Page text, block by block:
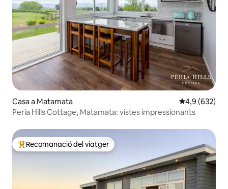
Casa a Matamata 4,9 de
4,9 (632)
Peria Hills Cottage, Matamata: vistes impressionants
Principals recomanacions dels viatgers
Recomanació del viatger